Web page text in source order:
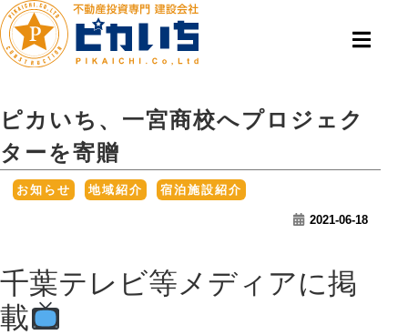
ピカいち、一宮商校へプロジェク
ターを寄贈
お知らせ 地域紹介 宿泊施設紹介
2021-06-18
千葉テレビ等メディアに掲
載